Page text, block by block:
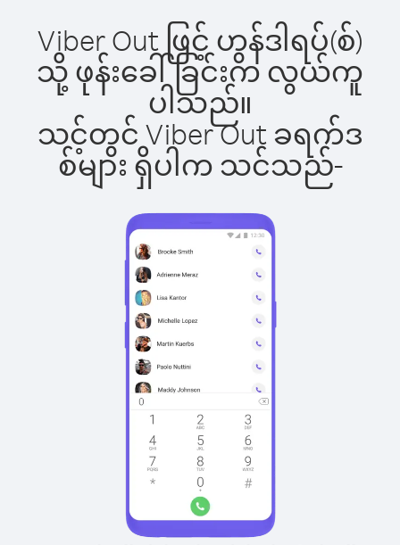
Viber Out ဖြင့် ဟွန်ဒါရပ်(စ်)
သို့ ဖုန်းခေါ်ခြင်းက လွယ်ကူ
ပါသည်။
သင့်တွင် Viber Out ခရက်ဒ
စ်များ ရှိပါက သင်သည်-